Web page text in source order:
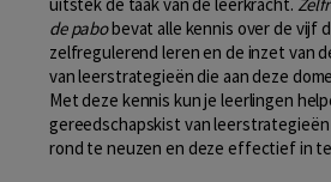
de pabobevat alle kennis over de vijf
zelfregulerend leren en de inzet van
van leerstrategieën die aan deze
Met deze kennis kun je leerlingen
gereedschapskist van
rond te neuzen en deze effectief in